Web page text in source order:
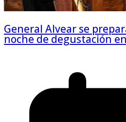
General Alvear se
noche de degustación